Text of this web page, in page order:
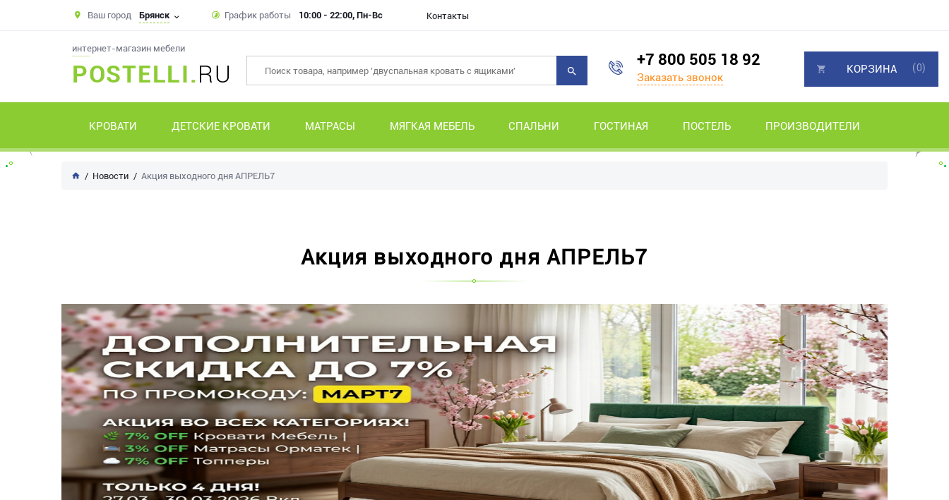
Ваш город Брянск График работы 10:00 - 22:00, Пн-Вс Контакты
интернет-магазин мебели
POSTELLI.RU
+7 800 505 18 92
Заказать звонок
КРОВАТИ ДЕТСКИЕ КРОВАТИ МАТРАСЫ МЯГКАЯ МЕБЕЛЬ СПАЛЬНИ ГОСТИНАЯ ПОСТЕЛЬ ПРОИЗВОДИТЕЛИ
КОРЗИНА (0)
Новости Акция выходного дня АПРЕЛЬ7
Акция выходного дня АПРЕЛЬ7